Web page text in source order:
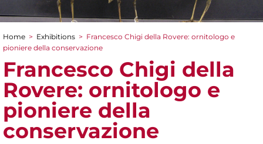
You are here
Home > Exhibitions > Francesco Chigi della Rovere: ornitologo e
pioniere della conservazione
Francesco Chigi della
Rovere: ornitologo e
pioniere della
conservazione